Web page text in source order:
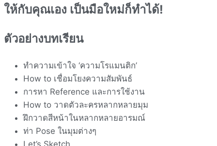
ให้กับคุณเอง เป็นมือใหม่ก็ทำได้!
ตัวอย่างบทเรียน
ทำความเข้าใจ ‘ความโรแมนติก’
How to เชื่อมโยงความสัมพันธ์
การหา Reference และการใช้งาน
How to วาดตัวละครหลากหลายมุม
ฝึกวาดสีหน้าในหลากหลายอารมณ์
ท่า Pose ในมุมต่างๆ